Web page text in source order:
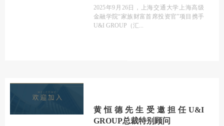
2025年9月26日，上海交通大学上海高级
金融学院“家族财富首席投资官”项目携手
U&I GROUP（汇
黄恒德先生受邀担任U&I
GROUP总裁特别顾问